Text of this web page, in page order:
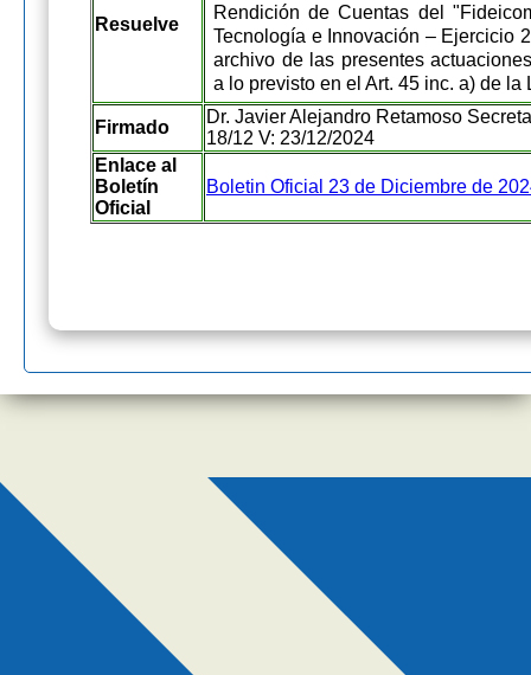
Resuelve
Rendición de Cuentas del
Tecnología e Innovación – Ejercicio
archivo de las presentes
a lo previsto en el Art. 45 inc. a) de la
Firmado
Dr. Javier Alejandro Retamoso
18/12 V: 23/12/2024
Enlace al
Boletín
Oficial
Boletin Oficial 23 de Diciembre de